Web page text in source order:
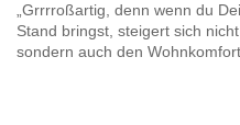
„Grrrroßartig, denn wenn du
Stand bringst, steigert sich
sondern auch den